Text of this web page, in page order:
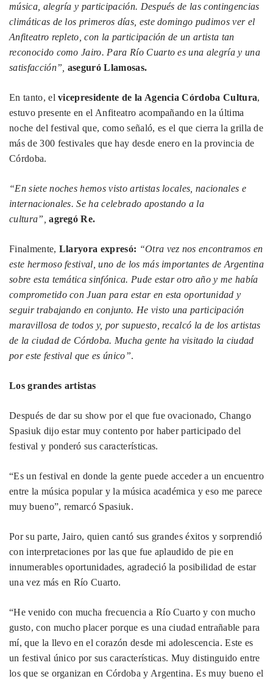
música, alegría y participación. Después de las contingencias
climáticas de los primeros días, este domingo pudimos ver el
Anfiteatro repleto, con la participación de un artista tan
reconocido como Jairo. Para Río Cuarto es una alegría y una
satisfacción”, aseguró Llamosas.
En tanto, elvicepresidente de la Agencia Córdoba Cultura,
estuvo presente en el Anfiteatro acompañando en la última
noche del festival que, como señaló, es el que cierra la grilla de
más de 300 festivales que hay desde enero en la provincia de
Córdoba.
“En siete noches hemos visto artistas locales, nacionales e
internacionales. Se ha celebrado apostando a la
cultura”,agregó Re.
Finalmente, Llaryora expresó: “Otra vez nos encontramos en
este hermoso festival, uno de los más importantes de Argentina
sobre esta temática sinfónica. Pude estar otro año y me había
comprometido con Juan para estar en esta oportunidad y
seguir trabajando en conjunto. He visto una participación
maravillosa de todos y, por supuesto, recalcó la de los artistas
de la ciudad de Córdoba. Mucha gente ha visitado la ciudad
por este festival que es único”.
Los grandes artistas
Después de dar su show por el que fue ovacionado, Chango
Spasiuk dijo estar muy contento por haber participado del
festival y ponderó sus características.
“Es un festival en donde la gente puede acceder a un encuentro
entre la música popular y la música académica y eso me parece
muy bueno”, remarcó Spasiuk.
Por su parte, Jairo, quien cantó sus grandes éxitos y sorprendió
con interpretaciones por las que fue aplaudido de pie en
innumerables oportunidades, agradeció la posibilidad de estar
una vez más en Río Cuarto.
“He venido con mucha frecuencia a Río Cuarto y con mucho
gusto, con mucho placer porque es una ciudad entrañable para
mí, que la llevo en el corazón desde mi adolescencia. Este es
un festival único por sus características. Muy distinguido entre
los que se organizan en Córdoba y Argentina. Es muy bueno el